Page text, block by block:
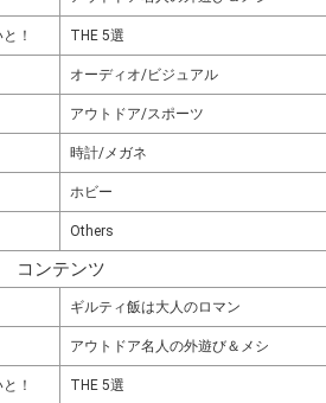
！ THE 5選
オーディオ/ビジュアル
アウトドア/スポーツ
時計/メガネ
ホビー
Others
コンテンツ
ギルティ飯は大人のロマン
アウトドア名人の外遊び＆メシ
！ THE 5選